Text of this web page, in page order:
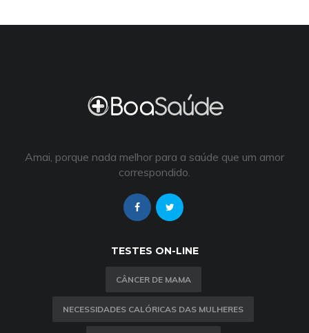
Amai, porque nada melhor para a saúde que um amor
correspondido.
TESTES ON-LINE
CÂNCER DE MAMA
NECESSIDADES CALÓRICAS DAS MULHERES